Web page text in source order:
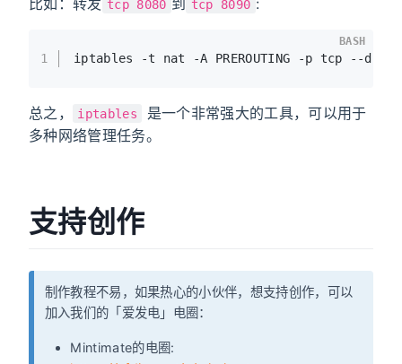
tcp 8080 tcp 8090
1 iptables -t nat -A PREROUTING -p tcp --
BASH
总之， iptables
是一个非常强大的工具，可以用于
多种网络管理任务。
支持创作
制作教程不易，如果热心的小伙伴，想支持创作，可以
加入我们的「爱发电」电圈：
Mintimate的电圈: